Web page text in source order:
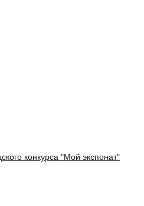
конкурса "Мой экспонат"